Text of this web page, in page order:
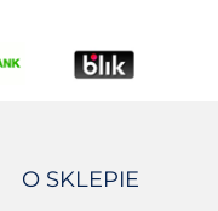
O SKLEPIE